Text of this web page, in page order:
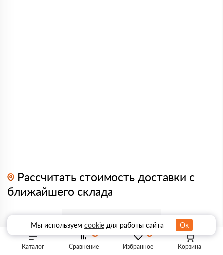
Каталог Избранное
Сравнение Корзина
Рассчитать стоимость доставки с
ближайшего склада
Мы используем cookieдля работы сайта Ок